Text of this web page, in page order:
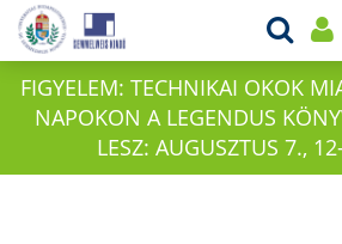
FIGYELEM: TECHNIKAI OKOK
NAPOKON A LEGENDUS
LESZ: AUGUSZTUS 7.,